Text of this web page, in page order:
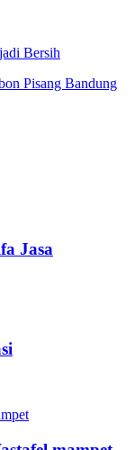
Bersih
Pisang Bandung
Jasa